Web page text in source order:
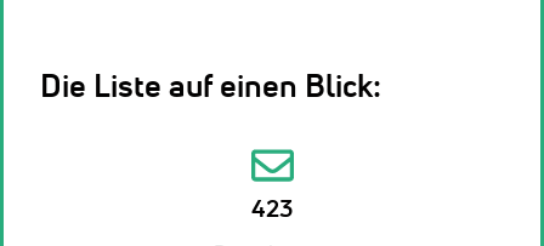
Die Liste auf einen Blick:
423